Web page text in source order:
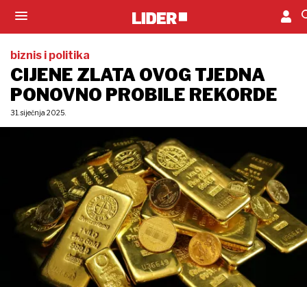
biznis i politika
CIJENE ZLATA OVOG TJEDNA
PONOVNO PROBILE REKORDE
31. siječnja 2025.